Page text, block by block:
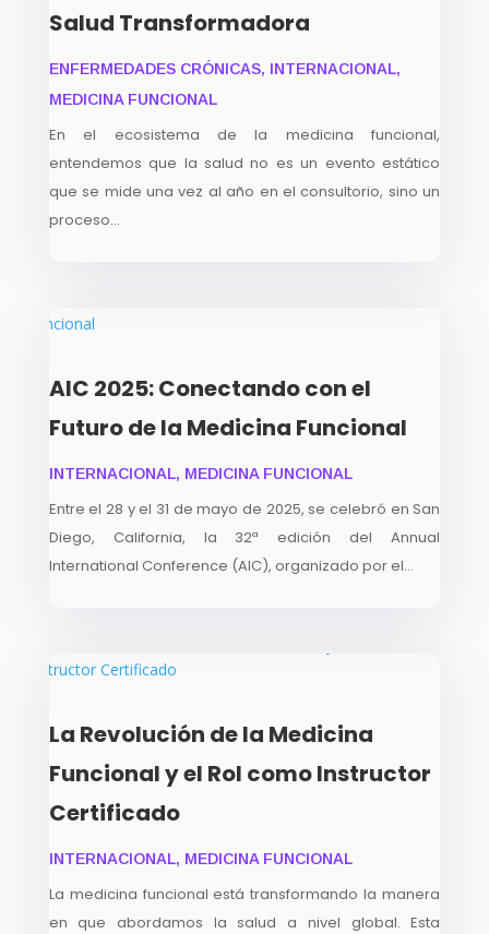
Salud Transformadora
ENFERMEDADES CRÓNICAS, INTERNACIONAL,
MEDICINA FUNCIONAL
En el ecosistema de la medicina funcional,
entendemos que la salud no es un evento estático
que se mide una vez al año en el consultorio, sino un
proceso...
AIC 2025: Conectando con el
Futuro de la Medicina Funcional
INTERNACIONAL, MEDICINA FUNCIONAL
Entre el 28 y el 31 de mayo de 2025, se celebró en San
Diego, California, la 32ª edición del Annual
International Conference (AIC), organizado por el...
La Revolución de la Medicina
Funcional y el Rol como Instructor
Certificado
INTERNACIONAL, MEDICINA FUNCIONAL
La medicina funcional está transformando la manera
en que abordamos la salud a nivel global. Esta